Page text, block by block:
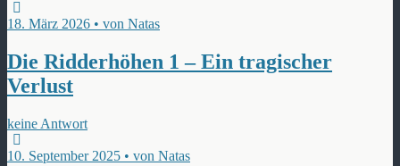
18. März 2026 • von Natas
Die Ridderhöhen 1 – Ein tragischer
Verlust
keine Antwort
10. September 2025 • von Natas